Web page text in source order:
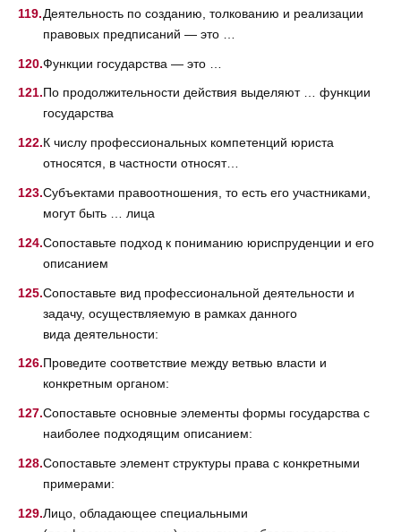
Деятельность по созданию, толкованию и реализации
правовых предписаний — это …
Функции государства — это …
По продолжительности действия выделяют … функции
государства
К числу профессиональных компетенций юриста
относятся, в частности относят…
Субъектами правоотношения, то есть его участниками,
могут быть … лица
Сопоставьте подход к пониманию юриспруденции и его
описанием
Сопоставьте вид профессиональной деятельности и
задачу, осуществляемую в рамках данного
вида деятельности:
Проведите соответствие между ветвью власти и
конкретным органом:
Сопоставьте основные элементы формы государства с
наиболее подходящим описанием:
Сопоставьте элемент структуры права с конкретными
примерами:
Лицо, обладающее специальными